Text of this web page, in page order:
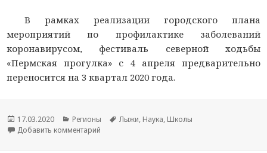
В рамках реализации городского плана
мероприятий по профилактике заболеваний
коронавирусом, фестиваль северной ходьбы
«Пермская прогулка» с 4 апреля предварительно
переносится на 3 квартал 2020 года.
Опубликовано
17.03.2020 Рубрики
Регионы Метки
Лыжи, Наука, Школы
Добавить комментарий